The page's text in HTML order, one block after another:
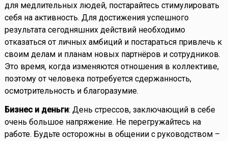
для медлительных людей, постарайтесь стимулировать
себя на активность. Для достижения успешного
результата сегодняшних действий необходимо
отказаться от личных амбиций и постараться привлечь к
своим делам и планам новых партнёров и сотрудников.
Это время, когда изменяются отношения в коллективе,
поэтому от человека потребуется сдержанность,
осмотрительность и благоразумие.
Бизнес и деньги: День стрессов, заключающий в себе
очень большое напряжение. Не перегружайтесь на
работе. Будьте осторожны в общении с руководством –